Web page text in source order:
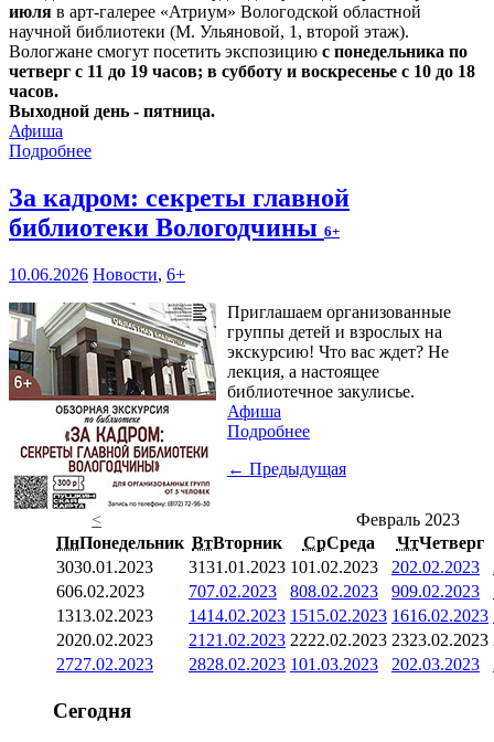
июля в арт-галерее «Атриум» Вологодской областной
научной библиотеки (М. Ульяновой, 1, второй этаж).
Вологжане смогут посетить экспозицию с понедельника по
четверг с 11 до 19 часов; в субботу и воскресенье с 10 до 18
часов.
Выходной день - пятница.
Афиша
Подробнее
За кадром: секреты главной
библиотеки Вологодчины 6+
10.06.2026 Новости, 6+
Приглашаем организованные
группы детей и взрослых на
экскурсию! Что вас ждет? Не
лекция, а настоящее
библиотечное закулисье.
Афиша
Подробнее
← Предыдущая
<
Февраль 2023
ПнПонедельник ВтВторник СрСреда ЧтЧетверг
3030.01.2023 3131.01.2023 101.02.2023 202.02.2023
606.02.2023 707.02.2023 808.02.2023 909.02.2023
1313.02.2023 1414.02.2023 1515.02.2023 1616.02.2023
2020.02.2023 21 21.02.2023 2222.02.2023 2323.02.2023
2727.02.2023 2828.02.2023 101.03.2023 202.03.2023
Сегодня